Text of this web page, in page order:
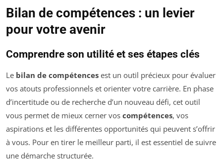
Bilan de compétences : un levier
pour votre avenir
Comprendre son utilité et ses étapes clés
Le bilan de compétences est un outil précieux pour évaluer
vos atouts professionnels et orienter votre carrière. En phase
d’incertitude ou de recherche d’un nouveau défi, cet outil
vous permet de mieux cerner vos compétences, vos
aspirations et les différentes opportunités qui peuvent s’offrir
à vous. Pour en tirer le meilleur parti, il est essentiel de suivre
une démarche structurée.